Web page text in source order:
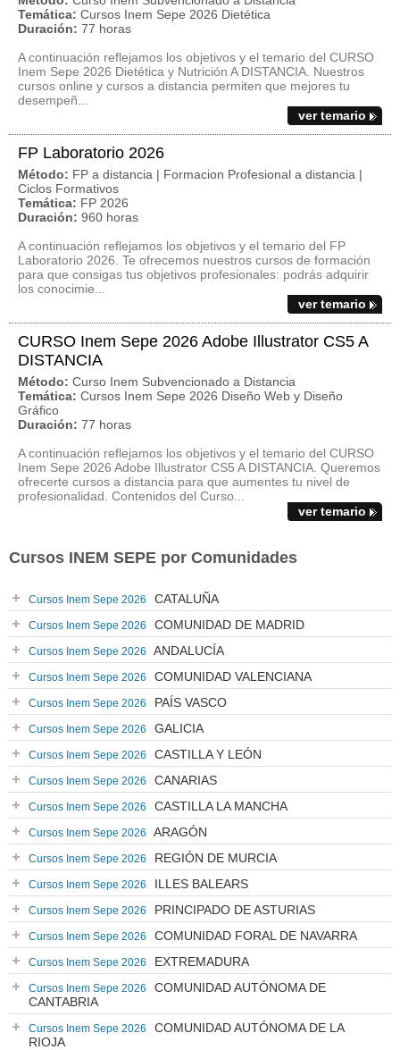
Temática: Cursos Inem Sepe 2026 Dietética
Duración: 77 horas
A continuación reflejamos los objetivos y el temario del CURSO
Inem Sepe 2026 Dietética y Nutrición A DISTANCIA. Nuestros
cursos online y cursos a distancia permiten que mejores tu
desempeñ...
ver temario
FP Laboratorio 2026
Método: FP a distancia | Formacion Profesional a distancia |
Ciclos Formativos
Temática: FP 2026
Duración: 960 horas
A continuación reflejamos los objetivos y el temario del FP
Laboratorio 2026. Te ofrecemos nuestros cursos de formación
para que consigas tus objetivos profesionales: podrás adquirir
los conocimie...
ver temario
CURSO Inem Sepe 2026 Adobe Illustrator CS5 A
DISTANCIA
Método: Curso Inem Subvencionado a Distancia
Temática: Cursos Inem Sepe 2026 Diseño Web y Diseño
Gráfico
Duración: 77 horas
A continuación reflejamos los objetivos y el temario del CURSO
Inem Sepe 2026 Adobe Illustrator CS5 A DISTANCIA. Queremos
ofrecerte cursos a distancia para que aumentes tu nivel de
profesionalidad. Contenidos del Curso...
ver temario
Cursos INEM SEPE por Comunidades
Cursos Inem Sepe 2026 CATALUÑA
Cursos Inem Sepe 2026 COMUNIDAD DE MADRID
Cursos Inem Sepe 2026 ANDALUCÍA
Cursos Inem Sepe 2026 COMUNIDAD VALENCIANA
Cursos Inem Sepe 2026 PAÍS VASCO
Cursos Inem Sepe 2026 GALICIA
Cursos Inem Sepe 2026 CASTILLA Y LEÓN
Cursos Inem Sepe 2026 CANARIAS
Cursos Inem Sepe 2026 CASTILLA LA MANCHA
Cursos Inem Sepe 2026 ARAGÓN
Cursos Inem Sepe 2026 REGIÓN DE MURCIA
Cursos Inem Sepe 2026 ILLES BALEARS
Cursos Inem Sepe 2026 PRINCIPADO DE ASTURIAS
Cursos Inem Sepe 2026 COMUNIDAD FORAL DE NAVARRA
Cursos Inem Sepe 2026 EXTREMADURA
Cursos Inem Sepe 2026
COMUNIDAD AUTÓNOMA DE
CANTABRIA
Cursos Inem Sepe 2026
COMUNIDAD AUTÓNOMA DE LA
RIOJA